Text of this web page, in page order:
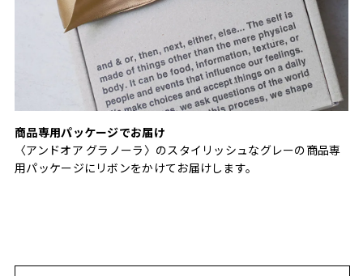
商品専用パッケージでお届け
〈アンドオア グラノーラ〉のスタイリッシュなグレーの商品専
用パッケージにリボンをかけてお届けします。